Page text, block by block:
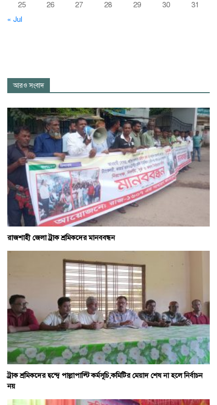
25 26 27 28 29 30
31
« Jul
আরও সংবাদ
রাজশাহী জেলা ট্রাক শ্রমিকদের মানববন্ধন
ট্রাক শ্রমিকদের দ্বন্দ্বে পাল্লাপাল্টি কর্মসূচি,কমিটির মেয়াদ শেষ না হলে নির্বাচন
নয়